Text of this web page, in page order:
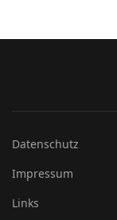
Datenschutz
Impressum
Links